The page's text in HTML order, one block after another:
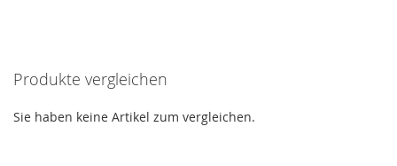
Produkte vergleichen
Sie haben keine Artikel zum vergleichen.